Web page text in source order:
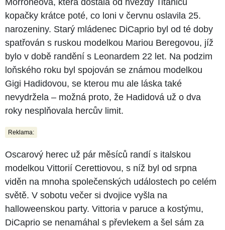
kopačky krátce poté, co loni v červnu oslavila 25.
narozeniny. Starý mládenec DiCaprio byl od té doby
spatřován s ruskou modelkou Mariou Beregovou, jíž
bylo v době randění s Leonardem 22 let. Na podzim
loňského roku byl spojován se známou modelkou
Gigi Hadidovou, se kterou mu ale láska také
nevydržela – možná proto, že Hadidová už o dva
roky nesplňovala hercův limit.
Reklama:
Oscarový herec už pár měsíců randí s italskou
modelkou Vittorií Cerettiovou, s níž byl od srpna
viděn na mnoha společenských událostech po celém
světě. V sobotu večer si dvojice vyšla na
halloweenskou party. Vittoria v paruce a kostýmu,
DiCaprio se nenamáhal s převlekem a šel sám za